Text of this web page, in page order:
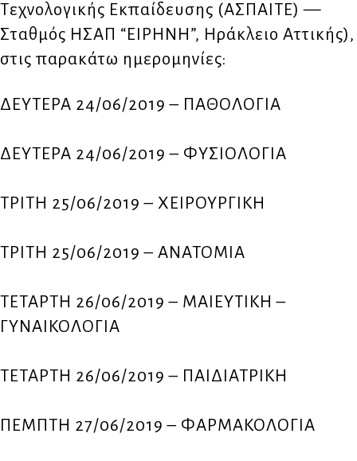
Τεχνολογικής Εκπαίδευσης (ΑΣΠΑΙΤΕ) —
Σταθμός ΗΣΑΠ “ΕΙΡΗΝΗ”, Ηράκλειο Αττικής),
στις παρακάτω ημερομηνίες:
ΔΕΥΤΕΡΑ 24/06/2019 – ΠΑΘΟΛΟΓΙΑ
ΔΕΥΤΕΡΑ 24/06/2019 – ΦΥΣΙΟΛΟΓΙΑ
ΤΡΙΤΗ 25/06/2019 – ΧΕΙΡΟΥΡΓΙΚΗ
ΤΡΙΤΗ 25/06/2019 – ΑΝΑΤΟΜΙΑ
ΤΕΤΑΡΤΗ 26/06/2019 – ΜΑΙΕΥΤΙΚΗ –
ΓΥΝΑΙΚΟΛΟΓΙΑ
ΤΕΤΑΡΤΗ 26/06/2019 – ΠΑΙΔΙΑΤΡΙΚΗ
ΠΕΜΠΤΗ 27/06/2019 – ΦΑΡΜΑΚΟΛΟΓΙΑ